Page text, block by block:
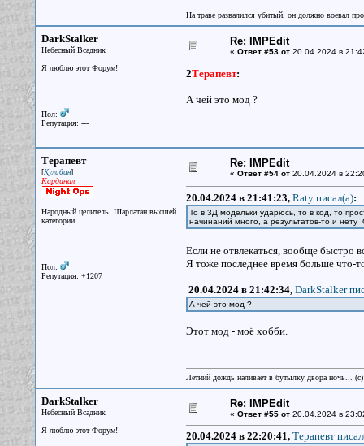
На траве развалился убитый, он должно воевал
DarkStalker
Небесный Всадник
Я люблю этот Форум!
Пол:
Репутация: ---
Re: IMPEdit
« Ответ #53 от20.04.2024 в
2Терапевт:
А чей это мод ?
Терапевт
[Кулибин]
Кардинал
Народный целитель. Шарлатан высшей
категории.
Пол:
Репутация: +1207
Re: IMPEdit
« Ответ #54 от20.04.2024 в
20.04.2024 в 21:41:23, Raty писал(a):
То в 3Д модельки ударюсь, то в код, то
начинаний много, а результатов-то и
Если не отвлекаться, вообще быстро
Я тоже последнее время больше что-
20.04.2024 в 21:42:34, DarkStalker
А чей это мод ?
Этот мод - моё хобби.
Летний дождь наливает в бутылку двора ночь...
DarkStalker
Небесный Всадник
Я люблю этот Форум!
Re: IMPEdit
« Ответ #55 от20.04.2024 в
20.04.2024 в 22:20:41, Терапевт